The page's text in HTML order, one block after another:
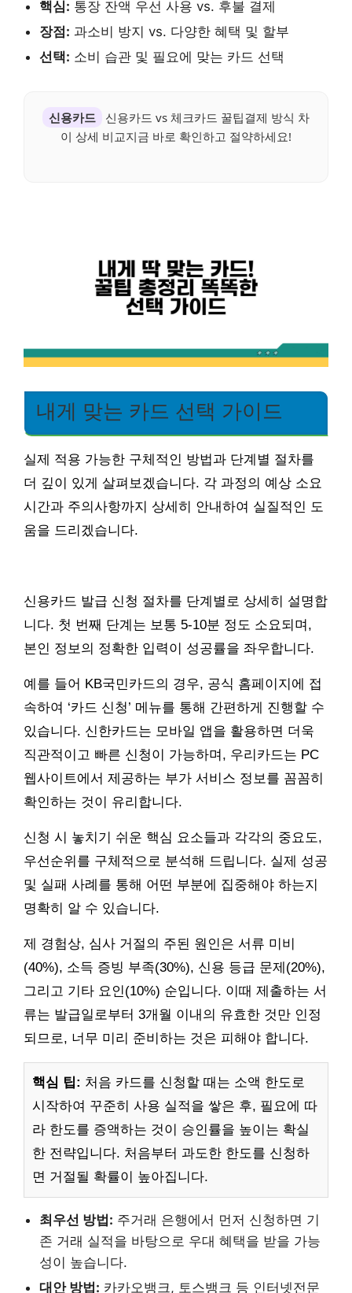
핵심: 통장 잔액 우선 사용 vs. 후불 결제
장점: 과소비 방지 vs. 다양한 혜택 및 할부
선택: 소비 습관 및 필요에 맞는 카드 선택
신용카드
신용카드 vs 체크카드 꿀팁결제 방식 차
이 상세 비교지금 바로 확인하고 절약하세요!
내게 맞는 카드 선택 가이드
실제 적용 가능한 구체적인 방법과 단계별 절차를
더 깊이 있게 살펴보겠습니다. 각 과정의 예상 소요
시간과 주의사항까지 상세히 안내하여 실질적인 도
움을 드리겠습니다.
신용카드 발급 신청 절차를 단계별로 상세히 설명합
니다. 첫 번째 단계는 보통 5-10분 정도 소요되며,
본인 정보의 정확한 입력이 성공률을 좌우합니다.
예를 들어 KB국민카드의 경우, 공식 홈페이지에 접
속하여 ‘카드 신청’ 메뉴를 통해 간편하게 진행할 수
있습니다. 신한카드는 모바일 앱을 활용하면 더욱
직관적이고 빠른 신청이 가능하며, 우리카드는 PC
웹사이트에서 제공하는 부가 서비스 정보를 꼼꼼히
확인하는 것이 유리합니다.
신청 시 놓치기 쉬운 핵심 요소들과 각각의 중요도,
우선순위를 구체적으로 분석해 드립니다. 실제 성공
및 실패 사례를 통해 어떤 부분에 집중해야 하는지
명확히 알 수 있습니다.
제 경험상, 심사 거절의 주된 원인은 서류 미비
(40%), 소득 증빙 부족(30%), 신용 등급 문제(20%),
그리고 기타 요인(10%) 순입니다. 이때 제출하는 서
류는 발급일로부터 3개월 이내의 유효한 것만 인정
되므로, 너무 미리 준비하는 것은 피해야 합니다.
핵심 팁: 처음 카드를 신청할 때는 소액 한도로
시작하여 꾸준히 사용 실적을 쌓은 후, 필요에 따
라 한도를 증액하는 것이 승인률을 높이는 확실
한 전략입니다. 처음부터 과도한 한도를 신청하
면 거절될 확률이 높아집니다.
최우선 방법: 주거래 은행에서 먼저 신청하면 기
존 거래 실적을 바탕으로 우대 혜택을 받을 가능
성이 높습니다.
대안 방법: 카카오뱅크, 토스뱅크 등 인터넷전문